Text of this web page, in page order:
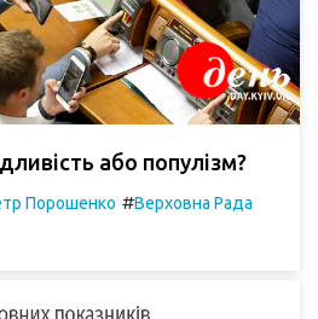
або популізм?
Порошенко #Верховна Рада